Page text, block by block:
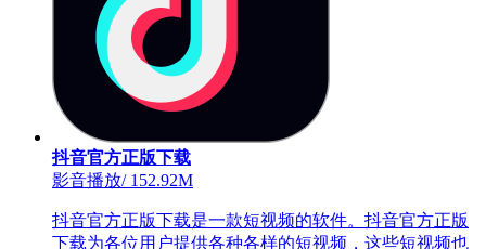
抖音官方正版下载
影音播放/152.92M
抖音官方正版下载是一款短视频的软件。抖音官方正版
下载为各位用户提供各种各样的短视频，这些短视频也